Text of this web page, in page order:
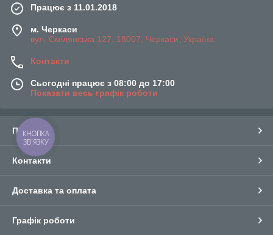
Працює з 11.01.2018
м. Черкаси
вул. Смілянська 127, 18007, Черкаси, Україна
Контакти
Сьогодні працює з 08:00 до 17:00
Показати весь графік роботи
Про нас
Контакти
Доставка та оплата
Графік роботи
КНОПКА
ЗВ'ЯЗКУ